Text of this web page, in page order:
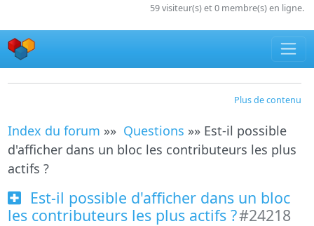
59 visiteur(s) et 0 membre(s) en ligne.
Plus de contenu
Index du forum »» Questions »» Est-il possible
d'afficher dans un bloc les contributeurs les plus
actifs ?
Est-il possible d'afficher dans un bloc
les contributeurs les plus actifs ?#24218